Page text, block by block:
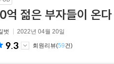
억 젊은 부자들이 온다
벗 2022년 04월 20일
9.3 회원리뷰(59건)